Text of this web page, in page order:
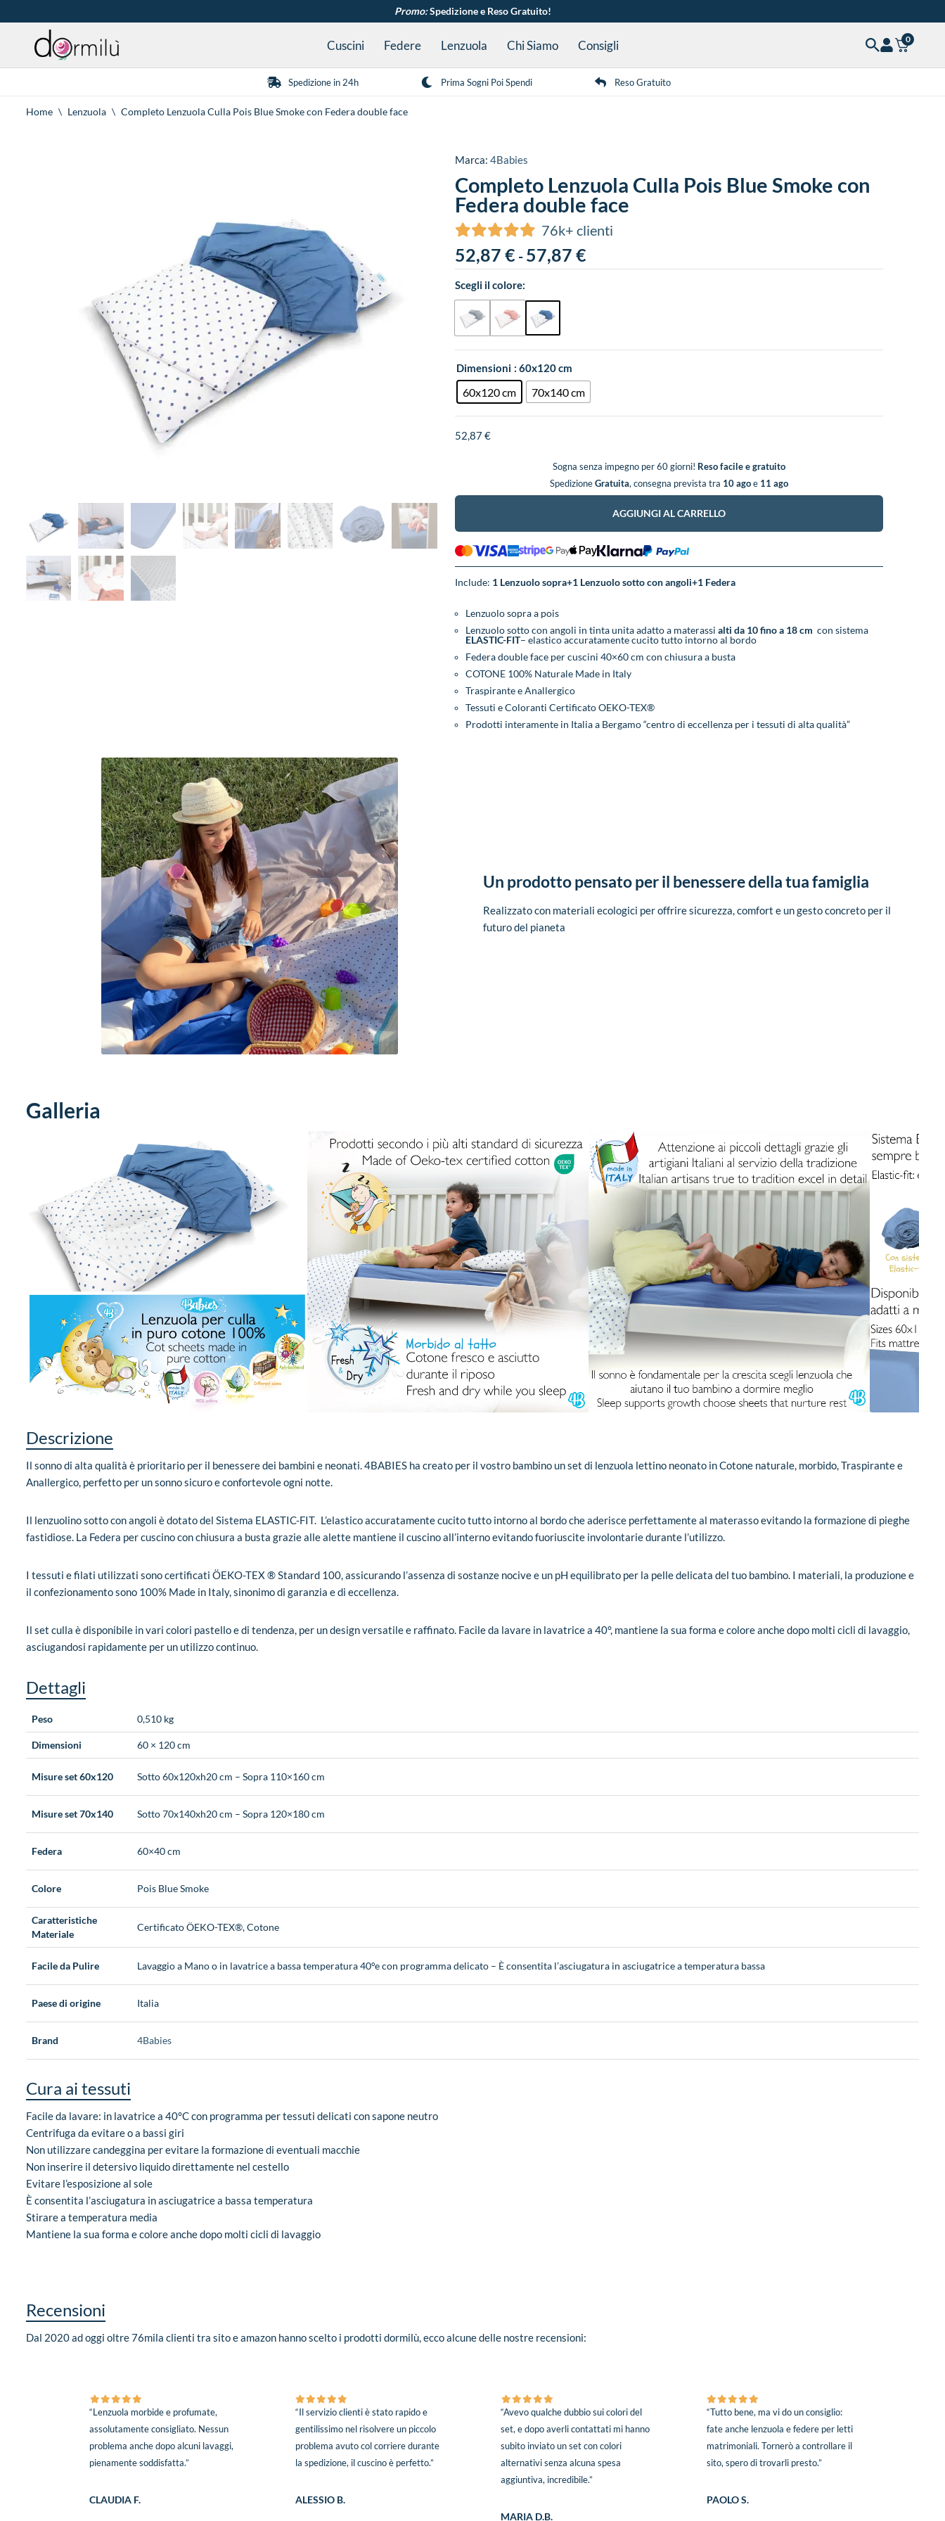
contenuto
Promo:Spedizione e Reso Gratuito!
Cuscini Federe Lenzuola Chi Siamo Consigli 0
Spedizione in 24h Prima Sogni Poi Spendi Reso Gratuito
Home \ Lenzuola \ Completo Lenzuola Culla Pois Blue Smoke con Federa double face
Marca: 4Babies
Completo Lenzuola Culla Pois Blue Smoke con
Federa double face
76k+ clienti
52,87 € - 57,87 €
Scegli il colore:
Dimensioni : 60x120 cm
60x120 cm 70x140 cm
52,87€
Sogna senza impegno per 60 giorni! Reso facile e gratuito
SpedizioneGratuita, consegna prevista tra 10 agoe 11 ago
AGGIUNGI AL CARRELLO
Include: 1 Lenzuolo sopra+1 Lenzuolo sotto con angoli+1 Federa
Lenzuolo sopra a pois
Lenzuolo sotto con angoli in tinta unita adatto a materassi alti da 10 fino a 18 cm con sistema
ELASTIC-FIT– elastico accuratamente cucito tutto intorno al bordo
Federa double face per cuscini 40×60 cm con chiusura a busta
COTONE 100% Naturale Made in Italy
Traspirante e Anallergico
Tessuti e Coloranti Certificato OEKO-TEX®
Prodotti interamente in Italia a Bergamo “centro di eccellenza per i tessuti di alta qualità”
Un prodotto pensato per il benessere della tua famiglia
Realizzato con materiali ecologici per offrire sicurezza, comfort e un gesto concreto per il
futuro del pianeta
Galleria
Descrizione
Il sonno di alta qualità è prioritario per il benessere dei bambini e neonati. 4BABIES ha creato per il vostro bambino un set di lenzuola lettino neonato in Cotone naturale, morbido, Traspirante e
Anallergico, perfetto per un sonno sicuro e confortevole ogni notte.
Il lenzuolino sotto con angoli è dotato del Sistema ELASTIC-FIT. L’elastico accuratamente cucito tutto intorno al bordo che aderisce perfettamente al materasso evitando la formazione di pieghe
fastidiose. La Federa per cuscino con chiusura a busta grazie alle alette mantiene il cuscino all’interno evitando fuoriuscite involontarie durante l’utilizzo.
I tessuti e filati utilizzati sono certificati ÖEKO-TEX ® Standard 100, assicurando l’assenza di sostanze nocive e un pH equilibrato per la pelle delicata del tuo bambino. I materiali, la produzione e
il confezionamento sono 100% Made in Italy, sinonimo di garanzia e di eccellenza.
Il set culla è disponibile in vari colori pastello e di tendenza, per un design versatile e raffinato. Facile da lavare in lavatrice a 40°, mantiene la sua forma e colore anche dopo molti cicli di lavaggio,
asciugandosi rapidamente per un utilizzo continuo.
Dettagli
Peso 0,510 kg
Dimensioni 60 × 120 cm
Misure set 60x120 Sotto 60x120xh20 cm – Sopra 110×160 cm
Misure set 70x140 Sotto 70x140xh20 cm – Sopra 120×180 cm
Federa 60×40 cm
Colore Pois Blue Smoke
Caratteristiche
Materiale
Certificato ÖEKO-TEX®, Cotone
Facile da Pulire Lavaggio a Mano o in lavatrice a bassa temperatura 40°e con programma delicato – È consentita l’asciugatura in asciugatrice a temperatura bassa
Paese di origine Italia
Brand 4Babies
Cura ai tessuti
Facile da lavare: in lavatrice a 40°C con programma per tessuti delicati con sapone neutro
Centrifuga da evitare o a bassi giri
Non utilizzare candeggina per evitare la formazione di eventuali macchie
Non inserire il detersivo liquido direttamente nel cestello
Evitare l’esposizione al sole
È consentita l’asciugatura in asciugatrice a bassa temperatura
Stirare a temperatura media
Mantiene la sua forma e colore anche dopo molti cicli di lavaggio
Recensioni
Dal 2020 ad oggi oltre 76mila clienti tra sito e amazon hanno scelto i prodotti dormilù, ecco alcune delle nostre recensioni:
“Lenzuola morbide e profumate,
assolutamente consigliato. Nessun
problema anche dopo alcuni lavaggi,
pienamente soddisfatta.”
CLAUDIA F.
“Il servizio clienti è stato rapido e
gentilissimo nel risolvere un piccolo
problema avuto col corriere durante
la spedizione, il cuscino è perfetto.”
ALESSIO B.
“Avevo qualche dubbio sui colori del
set, e dopo averli contattati mi hanno
subito inviato un set con colori
alternativi senza alcuna spesa
aggiuntiva, incredibile.”
MARIA D.B.
“Tutto bene, ma vi do un consiglio:
fate anche lenzuola e federe per letti
matrimoniali. Tornerò a controllare il
sito, spero di trovarli presto.”
PAOLO S.